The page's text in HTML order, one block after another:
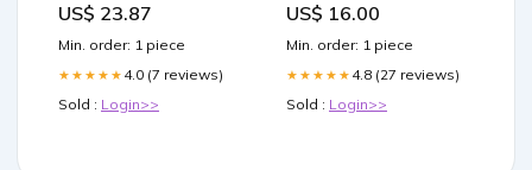
US$ 23.87
Min. order: 1 piece
★★★★★ 4.0 (7 reviews)
Sold : Login>>
US$ 16.00
Min. order: 1 piece
★★★★★ 4.8 (27 reviews)
Sold : Login>>